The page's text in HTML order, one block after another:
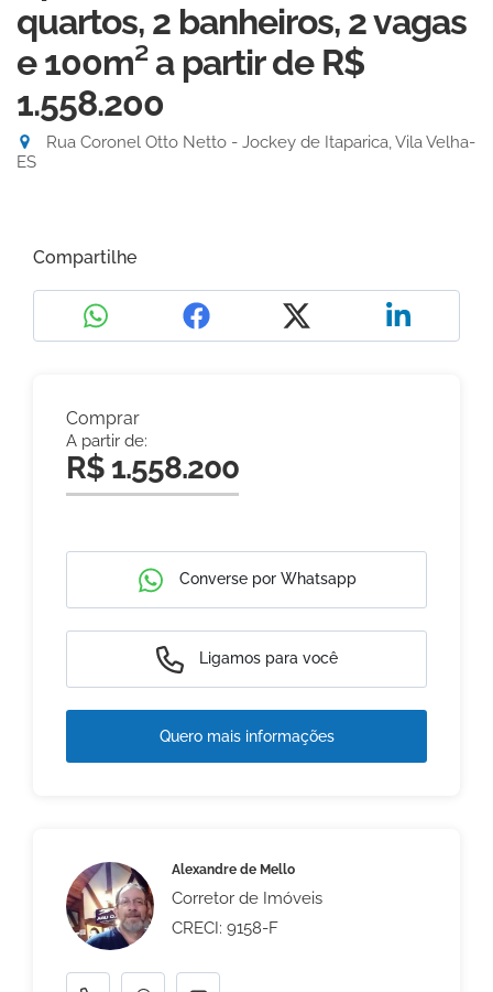
quartos, 2 banheiros, 2 vagas
e 100m²a partir de R$
1.558.200
Rua Coronel Otto Netto - Jockey de Itaparica, Vila Velha-
ES
Compartilhe
Comprar
A partir de:
R$ 1.558.200
Converse por Whatsapp
Ligamos para você
Quero mais informações
Alexandre de Mello
Corretor de Imóveis
CRECI: 9158-F